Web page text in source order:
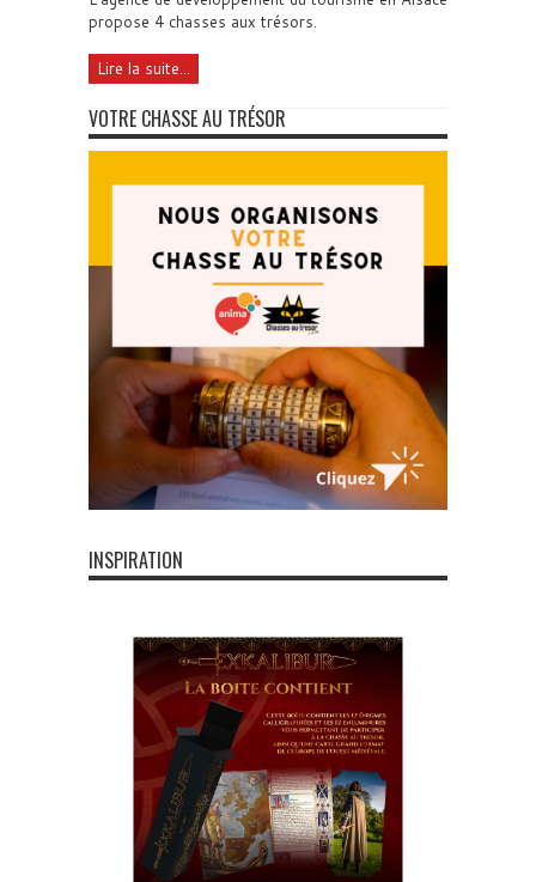
propose 4 chasses aux trésors.
Lire la suite...
VOTRE CHASSE AU TRÉSOR
INSPIRATION